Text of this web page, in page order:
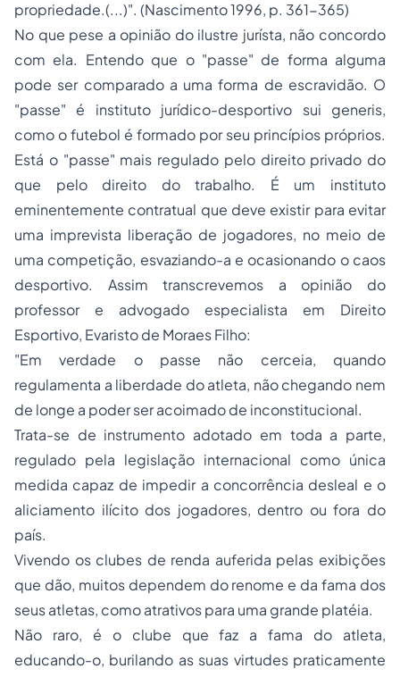
propriedade.(...)". (Nascimento 1996, p. 361-365)
No que pese a opinião do ilustre jurísta, não concordo
com ela. Entendo que o "passe" de forma alguma
pode ser comparado a uma forma de escravidão. O
"passe" é instituto jurídico-desportivo sui generis,
como o futebol é formado por seu princípios próprios.
Está o "passe" mais regulado pelo direito privado do
que pelo direito do trabalho. É um instituto
eminentemente contratual que deve existir para evitar
uma imprevista liberação de jogadores, no meio de
uma competição, esvaziando-a e ocasionando o caos
desportivo. Assim transcrevemos a opinião do
professor e advogado especialista em Direito
Esportivo, Evaristo de Moraes Filho:
"Em verdade o passe não cerceia, quando
regulamenta a liberdade do atleta, não chegando nem
de longe a poder ser acoimado de inconstitucional.
Trata-se de instrumento adotado em toda a parte,
regulado pela legislação internacional como única
medida capaz de impedir a concorrência desleal e o
aliciamento ilícito dos jogadores, dentro ou fora do
país.
Vivendo os clubes de renda auferida pelas exibições
que dão, muitos dependem do renome e da fama dos
seus atletas, como atrativos para uma grande platéia.
Não raro, é o clube que faz a fama do atleta,
educando-o, burilando as suas virtudes praticamente